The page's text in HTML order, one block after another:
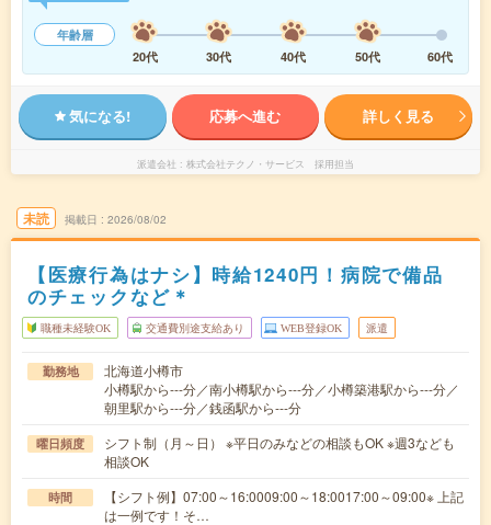
年齢層
20代
30代 40代 50代 60代
気になる! 応募へ進む 詳しく見る
派遣会社 株式会社テクノ・サービス 採用担当
未読 掲載日 2026/08/02
【医療行為はナシ】時給1240円！病院で備品
のチェックなど＊
職種未経験OK 交通費別途支給あり WEB登録OK 派遣
勤務地
北海道小樽市
小樽駅から---分／南小樽駅から---分／小樽築港駅から---分／
朝里駅から---分／銭函駅から---分
曜日頻度
シフト制（月～日） ※平日のみなどの相談もOK ※週3なども
相談OK
時間
【シフト例】07:00～16:0009:00～18:0017:00～09:00※ 上記
は一例です！そ…